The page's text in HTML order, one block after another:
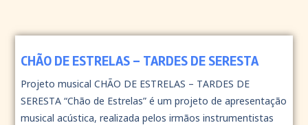
CHÃO DE ESTRELAS – TARDES DE SERESTA
Projeto musical CHÃO DE ESTRELAS – TARDES DE
SERESTA “Chão de Estrelas” é um projeto de apresentação
musical acústica, realizada pelos irmãos instrumentistas